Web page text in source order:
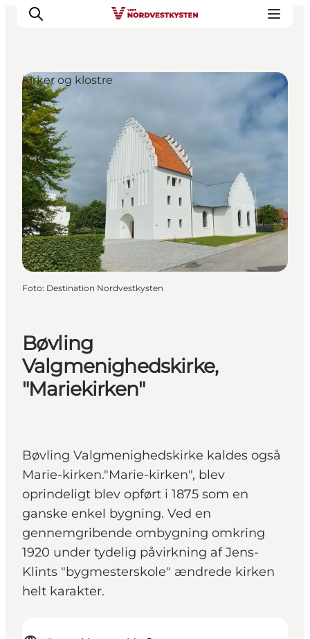
Feriesteder
Inspiration
Handicapvenlig ferie
Events
Overnatning
Planlæg din ferie
Bøvling
Valgmenighedskirke,
"Mariekirken"
Bøvling Valgmenighedskirke kaldes også
Marie-kirken."Marie-kirken", blev
oprindeligt blev opført i 1875 som en
ganske enkel bygning. Ved en
gennemgribende ombygning omkring
1920 under tydelig påvirkning af Jens-
Klints "bygmesterskole" ændrede kirken
helt karakter.
Kirker og klostre
Foto: Destination Nordvestkysten